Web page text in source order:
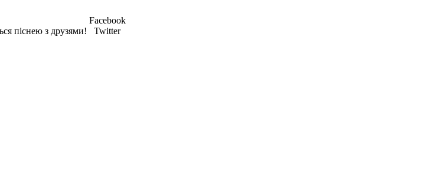
піснею з друзями!
Facebook
Twitter